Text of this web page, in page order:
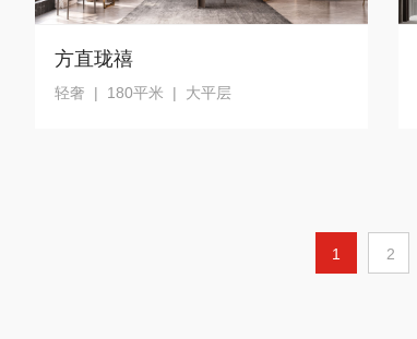
方直珑禧
轻奢 | 180平米 | 大平层
1 2